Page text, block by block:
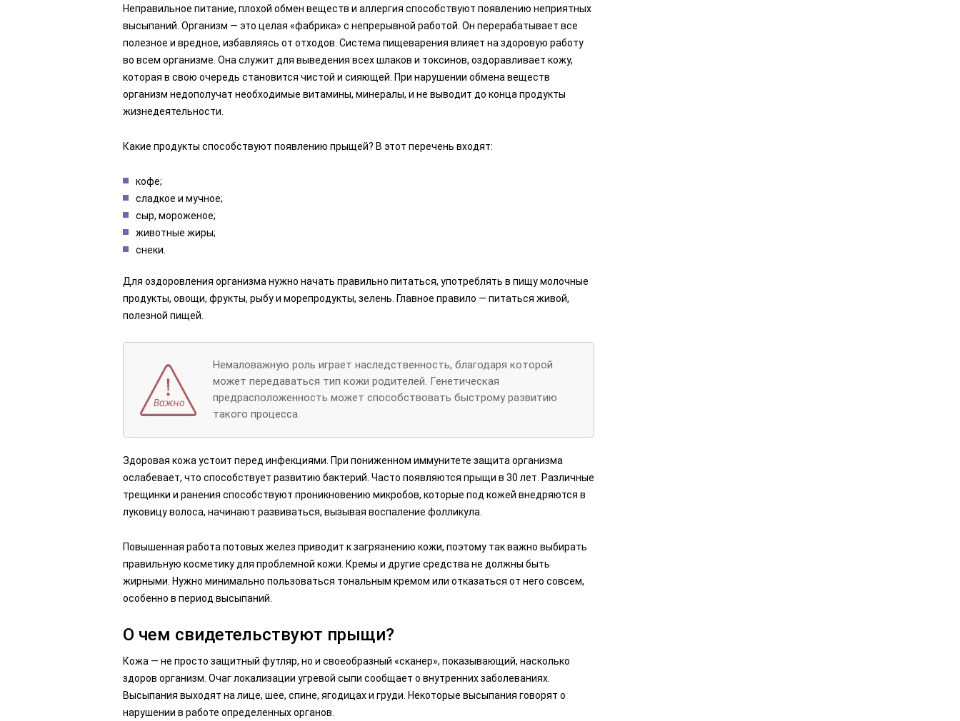
Неправильное питание, плохой обмен веществ и аллергия способствуют появлению неприятных
высыпаний. Организм — это целая «фабрика» с непрерывной работой. Он перерабатывает все
полезное и вредное, избавляясь от отходов. Система пищеварения влияет на здоровую работу
во всем организме. Она служит для выведения всех шлаков и токсинов, оздоравливает кожу,
которая в свою очередь становится чистой и сияющей. При нарушении обмена веществ
организм недополучат необходимые витамины, минералы, и не выводит до конца продукты
жизнедеятельности.
Какие продукты способствуют появлению прыщей? В этот перечень входят:
кофе;
сладкое и мучное;
сыр, мороженое;
животные жиры;
снеки.
Для оздоровления организма нужно начать правильно питаться, употреблять в пищу молочные
продукты, овощи, фрукты, рыбу и морепродукты, зелень. Главное правило — питаться живой,
полезной пищей.
Немаловажную роль играет наследственность, благодаря которой
может передаваться тип кожи родителей. Генетическая
предрасположенность может способствовать быстрому развитию
такого процесса.
Здоровая кожа устоит перед инфекциями. При пониженном иммунитете защита организма
ослабевает, что способствует развитию бактерий. Часто появляются прыщи в 30 лет. Различные
трещинки и ранения способствуют проникновению микробов, которые под кожей внедряются в
луковицу волоса, начинают развиваться, вызывая воспаление фолликула.
Повышенная работа потовых желез приводит к загрязнению кожи, поэтому так важно выбирать
правильную косметику для проблемной кожи. Кремы и другие средства не должны быть
жирными. Нужно минимально пользоваться тональным кремом или отказаться от него совсем,
особенно в период высыпаний.
О чем свидетельствуют прыщи?
Кожа — не просто защитный футляр, но и своеобразный «сканер», показывающий, насколько
здоров организм. Очаг локализации угревой сыпи сообщает о внутренних заболеваниях.
Высыпания выходят на лице, шее, спине, ягодицах и груди. Некоторые высыпания говорят о
нарушении в работе определенных органов.